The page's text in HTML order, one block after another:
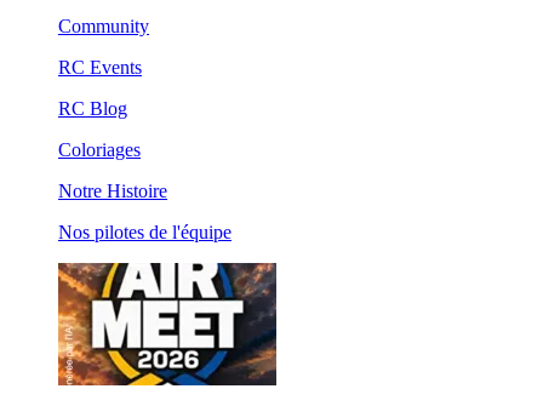
Community
RC Events
RC Blog
Coloriages
Notre Histoire
Nos pilotes de l'équipe